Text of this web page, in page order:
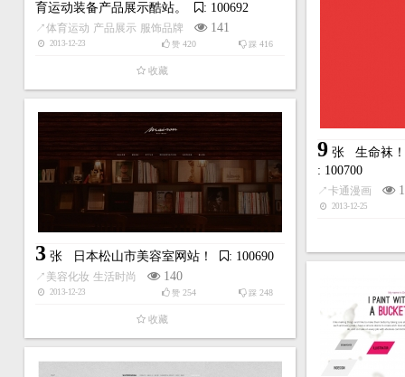
9 张 生命袜
: 100700
↗卡通漫画
2013-12-25
育运动装备产品展示酷站。
: 100692
↗体育运动 产品展示 服饰品牌 141
2013-12-23 踩 416
赞 420
收藏
3 张 日本松山市美容室网站！ : 100690
↗ 美容化妆 生活时尚 140
2013-12-23 踩 248
赞 254
收藏